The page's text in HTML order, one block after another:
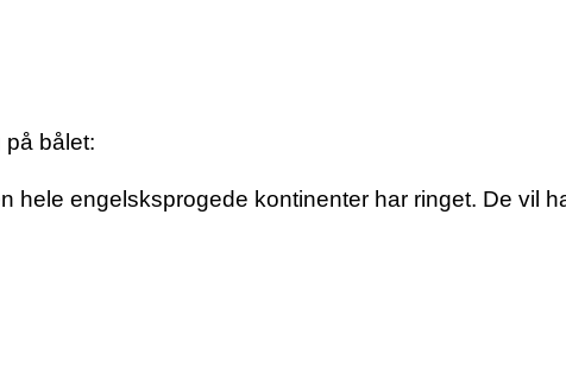
på bålet:
hele engelsksprogede kontinenter har ringet. De vil